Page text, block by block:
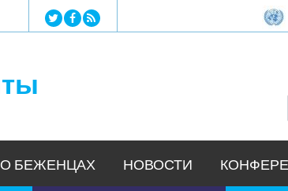
Jump to navigation
БЕЖЕНЦАХ НОВОСТИ